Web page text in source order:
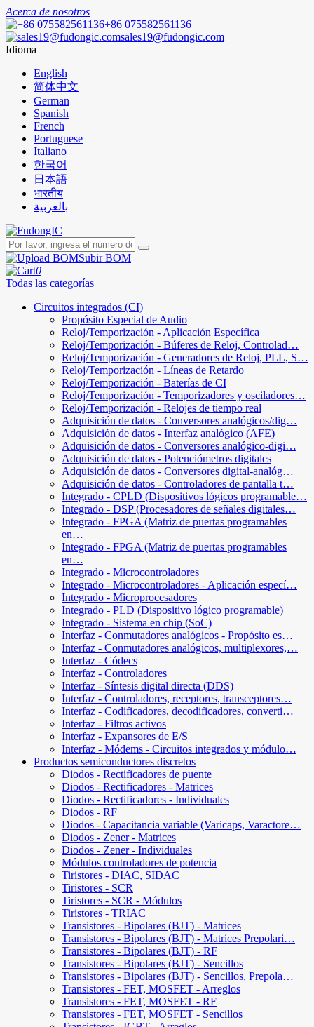
Acerca de nosotros
+86 075582561136
sales19@fudongic.com
Idioma
English
简体中文
German
Spanish
French
Portuguese
Italiano
한국어
日本語
भारतीय
بالعربية
Subir BOM
0
Todas las categorías
Circuitos integrados (CI)
Propósito Especial de Audio
Reloj/Temporización - Aplicación Específica
Reloj/Temporización - Búferes de Reloj, Controlad…
Reloj/Temporización - Generadores de Reloj, PLL, S…
Reloj/Temporización - Líneas de Retardo
Reloj/Temporización - Baterías de CI
Reloj/Temporización - Temporizadores y osciladores…
Reloj/Temporización - Relojes de tiempo real
Adquisición de datos - Conversores analógicos/dig…
Adquisición de datos - Interfaz analógico (AFE)
Adquisición de datos - Conversores analógico-digi…
Adquisición de datos - Potenciómetros digitales
Adquisición de datos - Conversores digital-analóg…
Adquisición de datos - Controladores de pantalla t…
Integrado - CPLD (Dispositivos lógicos programable…
Integrado - DSP (Procesadores de señales digitales…
Integrado - FPGA (Matriz de puertas programables
en…
Integrado - FPGA (Matriz de puertas programables
en…
Integrado - Microcontroladores
Integrado - Microcontroladores - Aplicación especí…
Integrado - Microprocesadores
Integrado - PLD (Dispositivo lógico programable)
Integrado - Sistema en chip (SoC)
Interfaz - Conmutadores analógicos - Propósito es…
Interfaz - Conmutadores analógicos, multiplexores,…
Interfaz - Códecs
Interfaz - Controladores
Interfaz - Síntesis digital directa (DDS)
Interfaz - Controladores, receptores, transceptores…
Interfaz - Codificadores, decodificadores, converti…
Interfaz - Filtros activos
Interfaz - Expansores de E/S
Interfaz - Módems - Circuitos integrados y módulo…
Productos semiconductores discretos
Diodos - Rectificadores de puente
Diodos - Rectificadores - Matrices
Diodos - Rectificadores - Individuales
Diodos - RF
Diodos - Capacitancia variable (Varicaps, Varactore…
Diodos - Zener - Matrices
Diodos - Zener - Individuales
Módulos controladores de potencia
Tiristores - DIAC, SIDAC
Tiristores - SCR
Tiristores - SCR - Módulos
Tiristores - TRIAC
Transistores - Bipolares (BJT) - Matrices
Transistores - Bipolares (BJT) - Matrices Prepolari…
Transistores - Bipolares (BJT) - RF
Transistores - Bipolares (BJT) - Sencillos
Transistores - Bipolares (BJT) - Sencillos, Prepola…
Transistores - FET, MOSFET - Arreglos
Transistores - FET, MOSFET - RF
Transistores - FET, MOSFET - Sencillos